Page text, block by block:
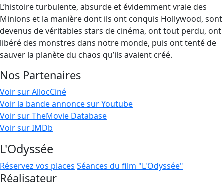
L’histoire turbulente, absurde et évidemment vraie des
Minions et la manière dont ils ont conquis Hollywood, sont
devenus de véritables stars de cinéma, ont tout perdu, ont
libéré des monstres dans notre monde, puis ont tenté de
sauver la planète du chaos qu’ils avaient créé.
Nos Partenaires
Voir sur AllocCiné
Voir la bande annonce sur Youtube
Voir sur TheMovie Database
Voir sur IMDb
L'Odyssée
Réservez vos places Séances du film "L'Odyssée"
Réalisateur